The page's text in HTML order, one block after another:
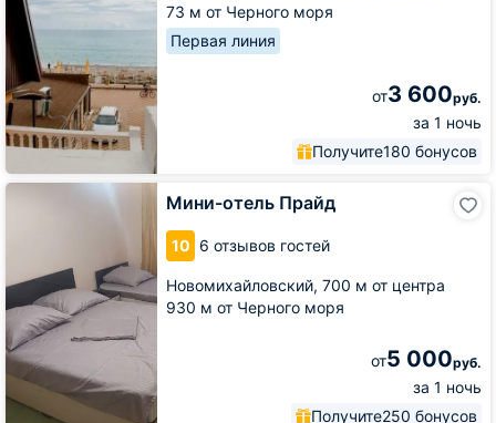
73 м от Черного моря
Первая линия
от3 600руб.
за 1 ночь
Получите180 бонусов
Мини-отель Прайд
10 6 отзывов гостей
Новомихайловский, 700 м от центра
930 м от Черного моря
от5 000руб.
за 1 ночь
Получите250 бонусов
Мини-